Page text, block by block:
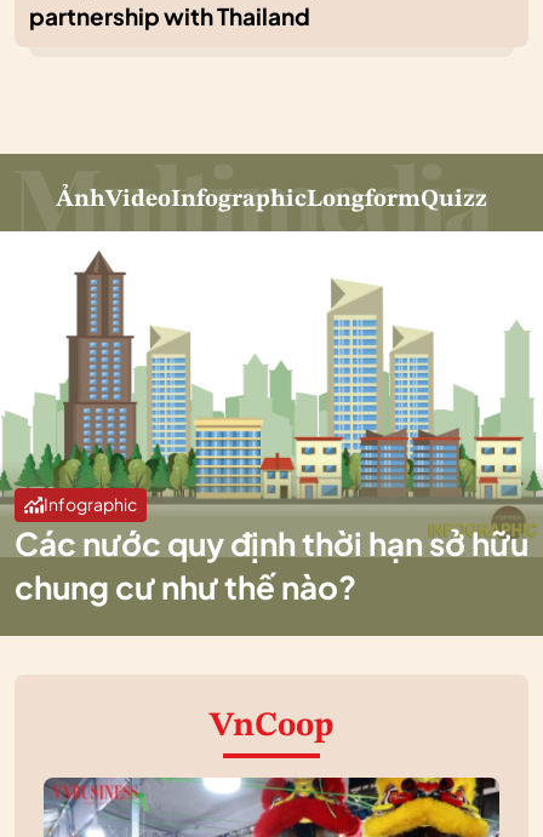
partnership with Thailand
ẢnhVideoInfographicLongformQuizz
Infographic
Các nước quy định thời hạn sở hữu
chung cư như thế nào?
VnCoop